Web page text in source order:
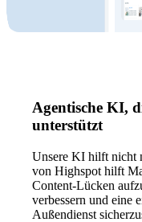
Agentische KI,
unterstützt
Unsere KI hilft nicht
von Highspot hilft
Content-Lücken
verbessern und eine
Außendienst